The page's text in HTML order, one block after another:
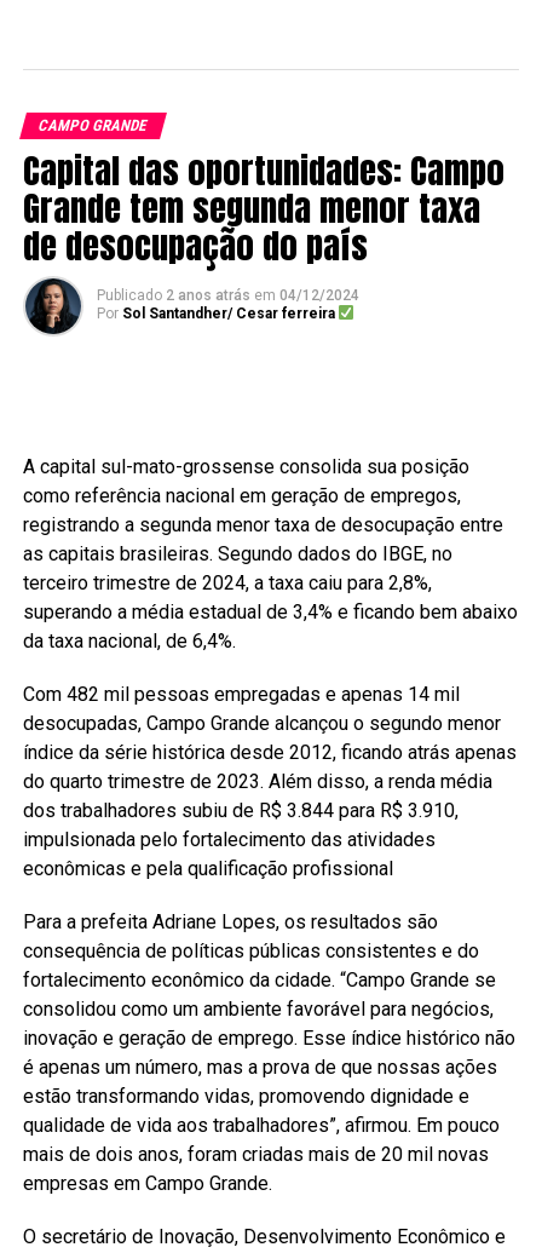
CAMPO GRANDE
Capital das oportunidades: Campo
Grande tem segunda menor taxa
de desocupação do país
Publicado 2 anos atrás em 04/12/2024
Por Sol Santandher/ Cesar ferreira
A capital sul-mato-grossense consolida sua posição
como referência nacional em geração de empregos,
registrando a segunda menor taxa de desocupação entre
as capitais brasileiras. Segundo dados do IBGE, no
terceiro trimestre de 2024, a taxa caiu para 2,8%,
superando a média estadual de 3,4% e ficando bem abaixo
da taxa nacional, de 6,4%.
Com 482 mil pessoas empregadas e apenas 14 mil
desocupadas, Campo Grande alcançou o segundo menor
índice da série histórica desde 2012, ficando atrás apenas
do quarto trimestre de 2023. Além disso, a renda média
dos trabalhadores subiu de R$ 3.844 para R$ 3.910,
impulsionada pelo fortalecimento das atividades
econômicas e pela qualificação profissional
Para a prefeita Adriane Lopes, os resultados são
consequência de políticas públicas consistentes e do
fortalecimento econômico da cidade. “Campo Grande se
consolidou como um ambiente favorável para negócios,
inovação e geração de emprego. Esse índice histórico não
é apenas um número, mas a prova de que nossas ações
estão transformando vidas, promovendo dignidade e
qualidade de vida aos trabalhadores”, afirmou. Em pouco
mais de dois anos, foram criadas mais de 20 mil novas
empresas em Campo Grande.
O secretário de Inovação, Desenvolvimento Econômico e